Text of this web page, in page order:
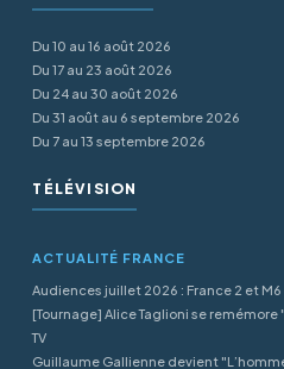
Du 10 au 16 août 2026
Du 17 au 23 août 2026
Du 24 au 30 août 2026
Du 31 août au 6 septembre 2026
Du 7 au 13 septembre 2026
TÉLÉVISION
ACTUALITÉ FRANCE
Audiences juillet 2026 : France 2 et
[Tournage] Alice Taglioni se
TV
Guillaume Gallienne devient